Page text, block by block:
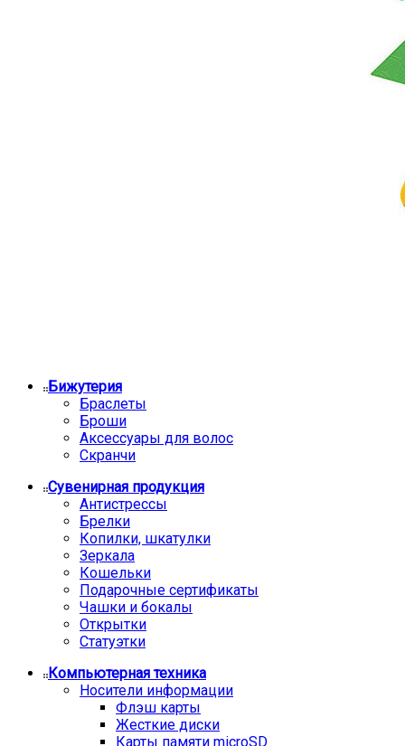
Бижутерия
Браслеты
Броши
Аксессуары для волос
Скранчи
Сувенирная продукция
Антистрессы
Брелки
Копилки, шкатулки
Зеркала
Кошельки
Подарочные сертификаты
Чашки и бокалы
Открытки
Статуэтки
Компьютерная техника
Носители информации
Флэш карты
Жесткие диски
Карты памяти microSD